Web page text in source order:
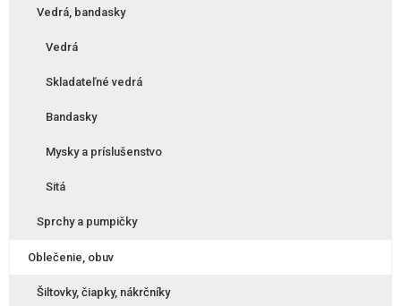
Vedrá, bandasky
Vedrá
Skladateľné vedrá
Bandasky
Mysky a príslušenstvo
Sitá
Sprchy a pumpičky
Oblečenie, obuv
Šiltovky, čiapky, nákrčníky